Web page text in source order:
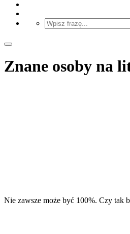
Znane osoby na
Nie zawsze może być 100%. Czy tak